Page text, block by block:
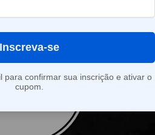
Inscreva-se
para confirmar sua inscrição e ativar o
cupom.